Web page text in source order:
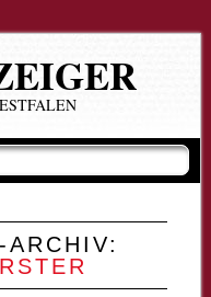
ARCHIV: